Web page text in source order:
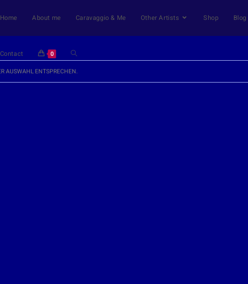
Home About me Caravaggio & Me Other Artists Shop Blog
Contact
0
AUSWAHL ENTSPRECHEN.